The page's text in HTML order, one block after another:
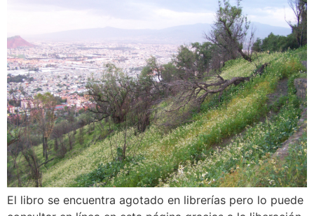
El libro se encuentra agotado en librerías pero lo puede